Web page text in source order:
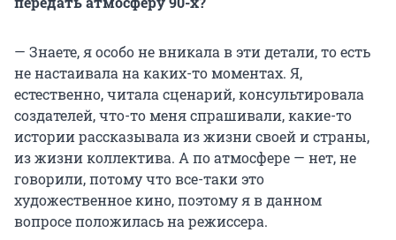
— Знаете, я особо не вникала в эти детали, то есть
не настаивала на каких-то моментах. Я,
естественно, читала сценарий, консультировала
создателей, что-то меня спрашивали, какие-то
истории рассказывала из жизни своей и страны,
из жизни коллектива. А по атмосфере — нет, не
говорили, потому что все-таки это
художественное кино, поэтому я в данном
вопросе положилась на режиссера.